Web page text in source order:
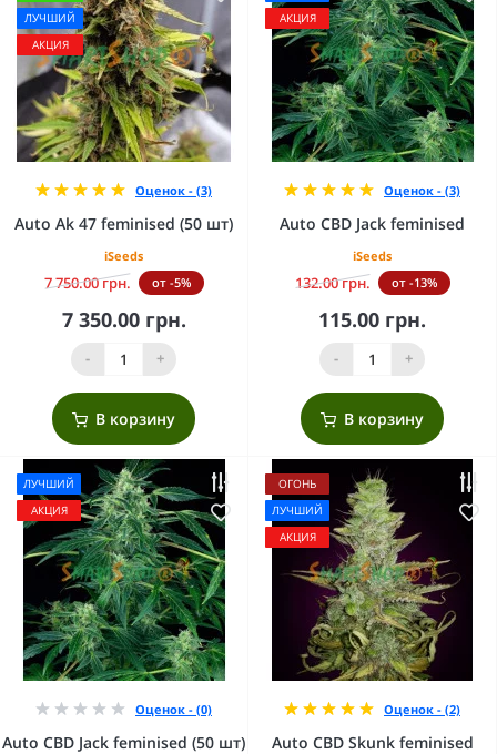
ЛУЧШИЙ
АКЦИЯ
Оценок - (3)
Auto Ak 47 feminised (50 шт)
iSeeds
7 750.00 грн. от -5%
7 350.00 грн.
- +
В корзину
АКЦИЯ
Оценок - (3)
Auto CBD Jack feminised
iSeeds
132.00 грн. от -13%
115.00 грн.
- +
В корзину
ЛУЧШИЙ
АКЦИЯ
Оценок - (0)
Auto CBD Jack feminised (50 шт)
ОГОНЬ
ЛУЧШИЙ
АКЦИЯ
Оценок - (2)
Auto CBD Skunk feminised